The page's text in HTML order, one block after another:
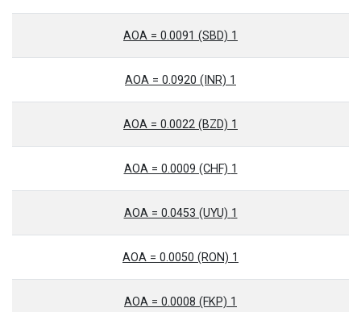
1 AOA = 0.0091 (SBD)
1 AOA = 0.0920 (INR)
1 AOA = 0.0022 (BZD)
1 AOA = 0.0009 (CHF)
1 AOA = 0.0453 (UYU)
1 AOA = 0.0050 (RON)
1 AOA = 0.0008 (FKP)